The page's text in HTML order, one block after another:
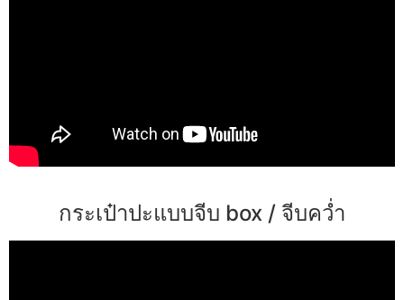
กระเป๋าปะแบบจีบ box / จีบคว่ำ